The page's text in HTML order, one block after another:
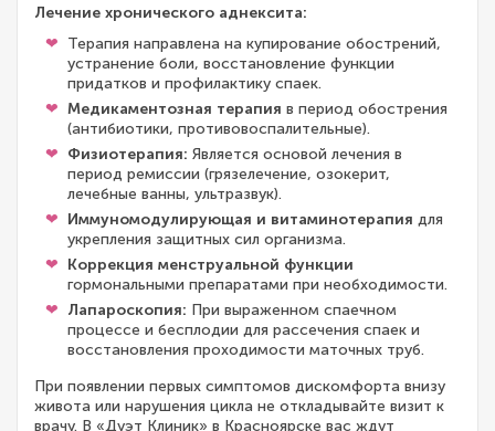
Лечение хронического аднексита:
Терапия направлена на купирование обострений,
устранение боли, восстановление функции
придатков и профилактику спаек.
Медикаментозная терапия в период обострения
(антибиотики, противовоспалительные).
Физиотерапия: Является основой лечения в
период ремиссии (грязелечение, озокерит,
лечебные ванны, ультразвук).
Иммуномодулирующая и витаминотерапия для
укрепления защитных сил организма.
Коррекция менструальной функции
гормональными препаратами при необходимости.
Лапароскопия: При выраженном спаечном
процессе и бесплодии для рассечения спаек и
восстановления проходимости маточных труб.
При появлении первых симптомов дискомфорта внизу
живота или нарушения цикла не откладывайте визит к
врачу. В «Дуэт Клиник» в Красноярске вас ждут